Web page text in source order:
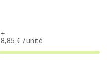
€ /unité